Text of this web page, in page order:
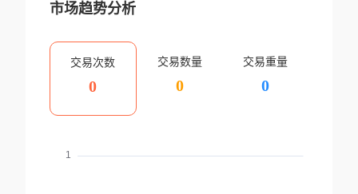
市场趋势分析
交易次数
0
交易数量
0
交易重量
0